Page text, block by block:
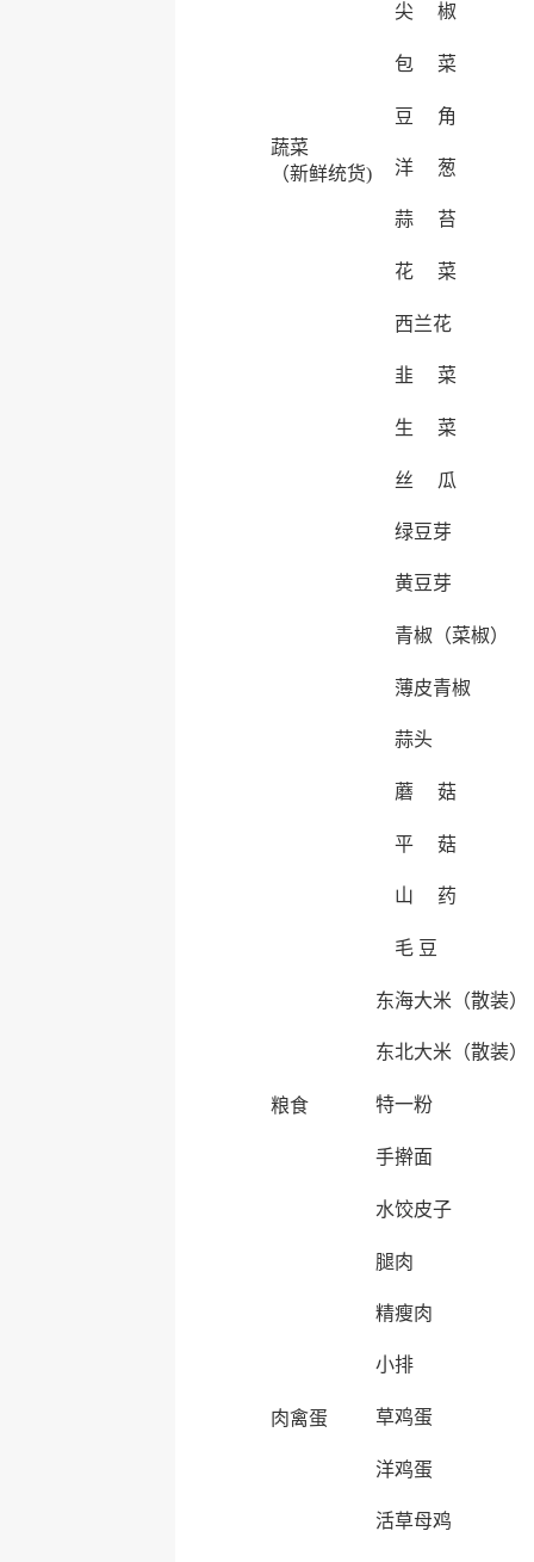
蔬菜
（新鲜统货)
尖 椒
包 菜
豆 角
洋 葱
蒜 苔
花 菜
西兰花
韭 菜
生 菜
丝 瓜
绿豆芽
黄豆芽
青椒（菜椒）
薄皮青椒
蒜头
蘑 菇
平 菇
山 药
毛 豆
粮食
东海大米（散装）
东北大米（散装）
特一粉
手擀面
水饺皮子
肉禽蛋
腿肉
精瘦肉
小排
草鸡蛋
洋鸡蛋
活草母鸡